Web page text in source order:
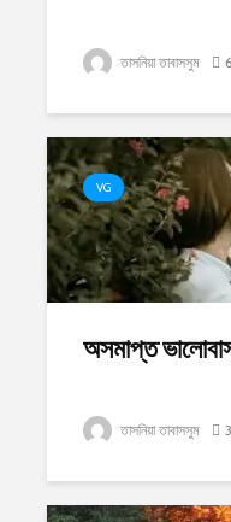
তাসনিয়া তাবাসসুম
VG
অসমাপ্ত
তাসনিয়া তাবাসসুম